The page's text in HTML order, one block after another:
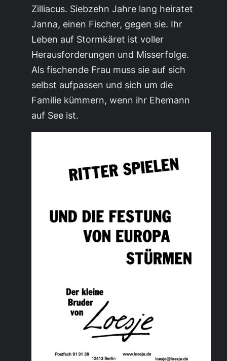
Zilliacus. Siebzehn Jahre lang heiratet
Janna, einen Fischer, gegen sie. Ihr
Leben auf Stormkäret ist voller
Herausforderungen und Misserfolge.
Als fischende Frau muss sie auf sich
selbst aufpassen und sich um die
Familie kümmern, wenn ihr Ehemann
auf See ist.